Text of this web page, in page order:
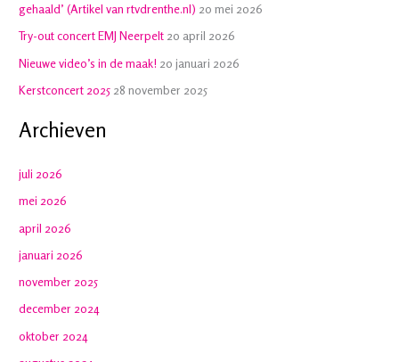
gehaald’ (Artikel van rtvdrenthe.nl) 20 mei 2026
Try-out concert EMJ Neerpelt 20 april 2026
Nieuwe video’s in de maak! 20 januari 2026
Kerstconcert 2025 28 november 2025
Archieven
juli 2026
mei 2026
april 2026
januari 2026
november 2025
december 2024
oktober 2024